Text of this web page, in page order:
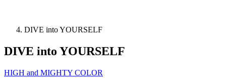
DIVE into YOURSELF
DIVE into YOURSELF
HIGH and MIGHTY COLOR